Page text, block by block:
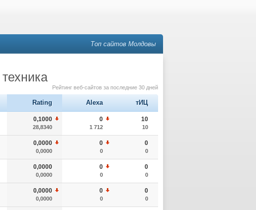
Топ сайтов Молдовы
Рейтинг веб-сайтов за последние 30 дней
Rating Alexa тИЦ
0,1000
28,8340
0
1 712
10
10
0,0000
0,0000
0
0
0
0
0,0000
0,0000
0
0
0
0
0,0000
0,0000
0
0
0
0